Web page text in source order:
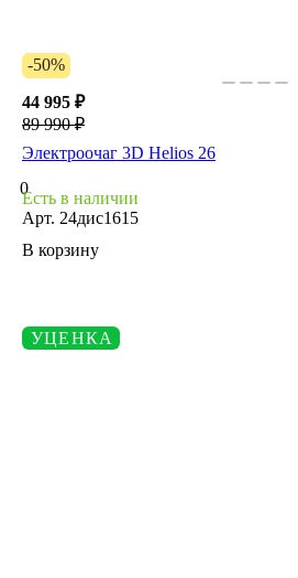
-50%
44 995 ₽
89 990 ₽
Электроочаг 3D Helios 26
0
Есть в наличии
Арт. 24дис1615
В корзину
УЦЕНКА